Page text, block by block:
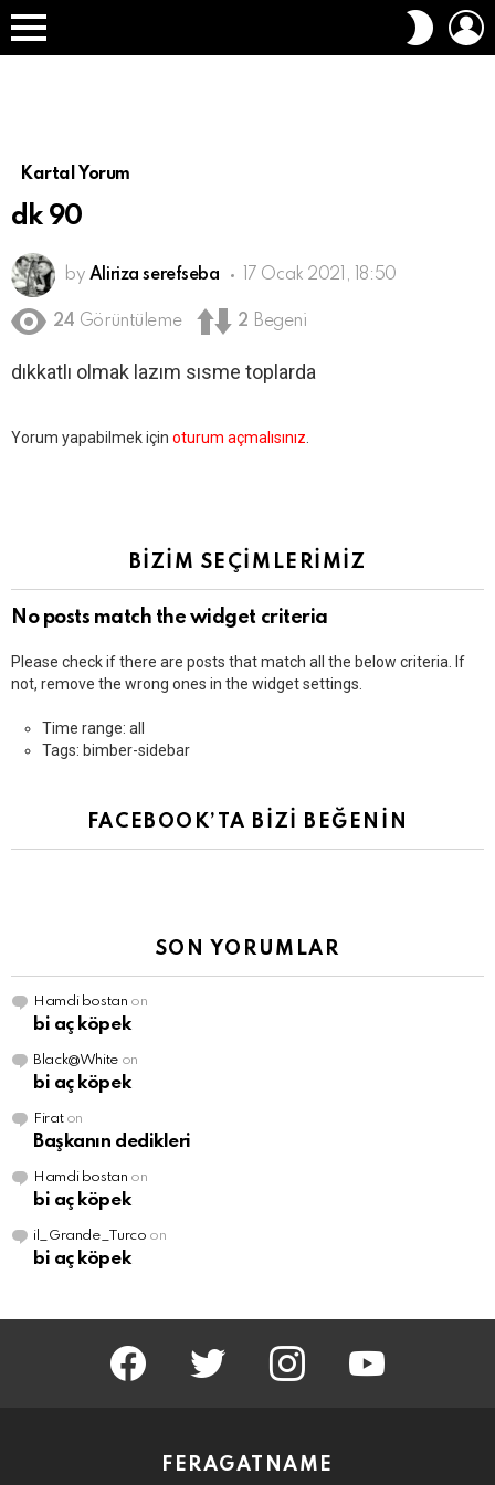
Menü
DIŞ
Kartal Yorum
dk 90
by Aliriza serefseba 17 Ocak 2021, 18:50
24 Görüntüleme 2 Begeni
dıkkatlı olmak lazım sısme toplarda
Bir
Yorum yapabilmek için oturum açmalısınız.
BİZİM SEÇİMLERİMİZ
No posts match the widget criteria
Please check if there are posts that match all the below criteria. If
not, remove the wrong ones in the widget settings.
Time range: all
Tags: bimber-sidebar
FACEBOOK’TA BİZİ BEĞENİN
SON YORUMLAR
Hamdi bostan on
bi aç köpek
Black@White on
bi aç köpek
Firaton
Başkanın dedikleri
Hamdi bostan on
bi aç köpek
il_Grande_Turco on
bi aç köpek
facebook twitter instagram youtube
FERAGATNAME